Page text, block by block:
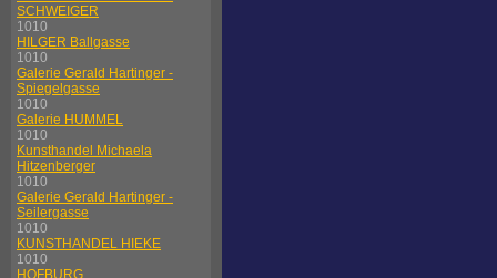
SCHWEIGER
1010
HILGER Ballgasse
1010
Galerie Gerald Hartinger -
Spiegelgasse
1010
Galerie HUMMEL
1010
Kunsthandel Michaela
Hitzenberger
1010
Galerie Gerald Hartinger -
Seilergasse
1010
KUNSTHANDEL HIEKE
1010
HOFBURG